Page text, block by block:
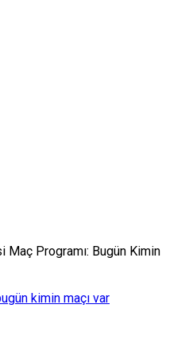
Programı: Bugün Kimin
kimin maçı var